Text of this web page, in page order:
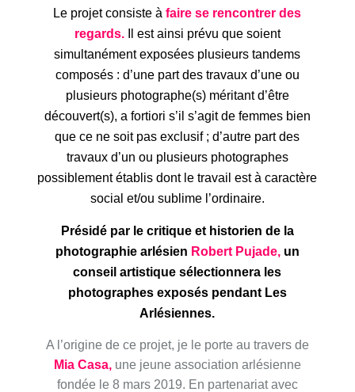
Le projet consiste à faire se rencontrer des
regards.
Il est ainsi prévu que soient
simultanément exposées plusieurs tandems
composés : d’une part des travaux d’une ou
plusieurs photographe(s) méritant d’être
découvert(s), a fortiori s’il s’agit de femmes bien
que ce ne soit pas exclusif ; d’autre part des
travaux d’un ou plusieurs photographes
possiblement établis dont le travail est à caractère
social et/ou sublime l’ordinaire.
Présidé par le critique et historien de la
photographie arlésien Robert Pujade,un
conseil artistique sélectionnera les
photographes exposés pendant Les
Arlésiennes.
A l’origine de ce projet, je le porte au travers de
Mia Casa,une jeune association arlésienne
fondée le 8 mars 2019. En partenariat avec